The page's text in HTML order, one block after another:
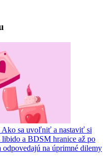
Ako sa uvoľniť a nastaviť si
a BDSM hranice až po
na úprimné dilemy